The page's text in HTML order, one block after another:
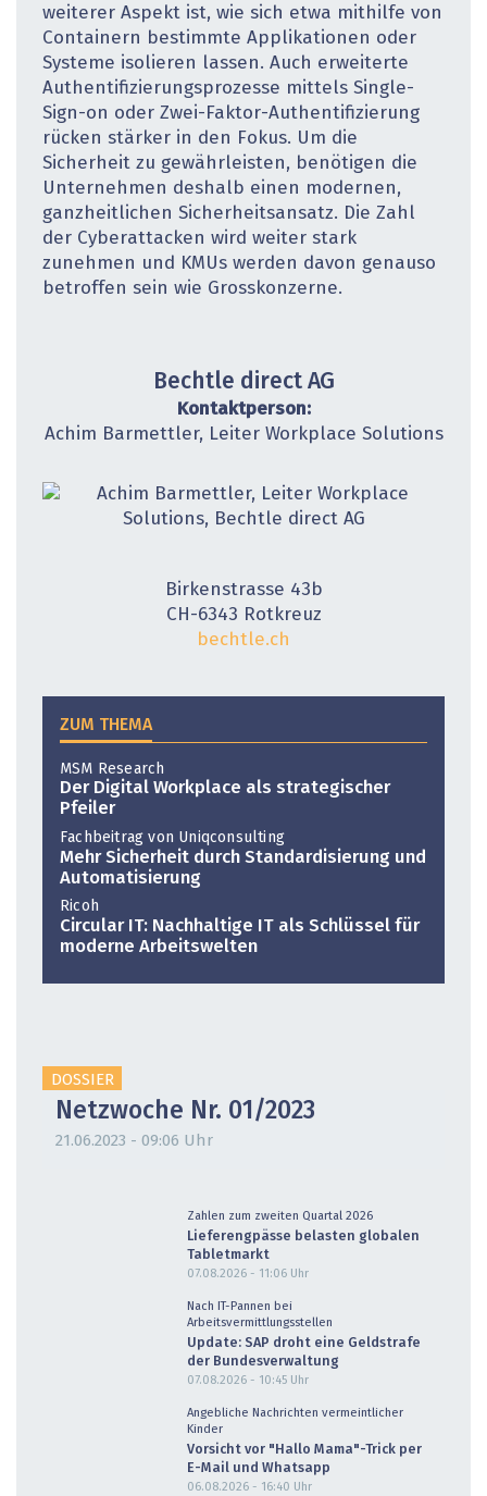
weiterer Aspekt ist, wie sich etwa mithilfe von
Con­tainern bestimmte Applikationen oder
Systeme isolieren lassen. Auch erweiterte
Authentifizierungsprozesse mittels Single-
Sign-on oder Zwei-Faktor-Authentifizierung
rücken stärker in den Fokus. Um die
Sicherheit zu gewährleisten, benötigen die
Unternehmen deshalb einen modernen,
ganzheitlichen Sicherheitsansatz. Die Zahl
der Cyberattacken wird weiter stark
zunehmen und KMUs werden davon genauso
betroffen sein wie Grosskonzerne.
Bechtle direct AG
Kontaktperson:
Achim Barmettler, Leiter Workplace Solutions
Birkenstrasse 43b
CH-6343 Rotkreuz
bechtle.ch
ZUM THEMA
MSM Research
Der Digital Workplace als strategischer
Pfeiler
Fachbeitrag von Uniqconsulting
Mehr Sicherheit durch Standar­disierung und
Automatisierung
Ricoh
Circular IT: Nachhaltige IT als Schlüssel für
moderne Arbeitswelten
DOSSIER
Netzwoche Nr. 01/2023
21.06.2023 - 09:06 Uhr
Zahlen zum zweiten Quartal 2026
Lieferengpässe belasten globalen
Tabletmarkt
07.08.2026 - 11:06 Uhr
Nach IT-Pannen bei
Arbeitsvermittlungsstellen
Update: SAP droht eine Geldstrafe
der Bundesverwaltung
07.08.2026 - 10:45 Uhr
Angebliche Nachrichten vermeintlicher
Kinder
Vorsicht vor "Hallo Mama"-Trick per
E-Mail und Whatsapp
06.08.2026 - 16:40 Uhr